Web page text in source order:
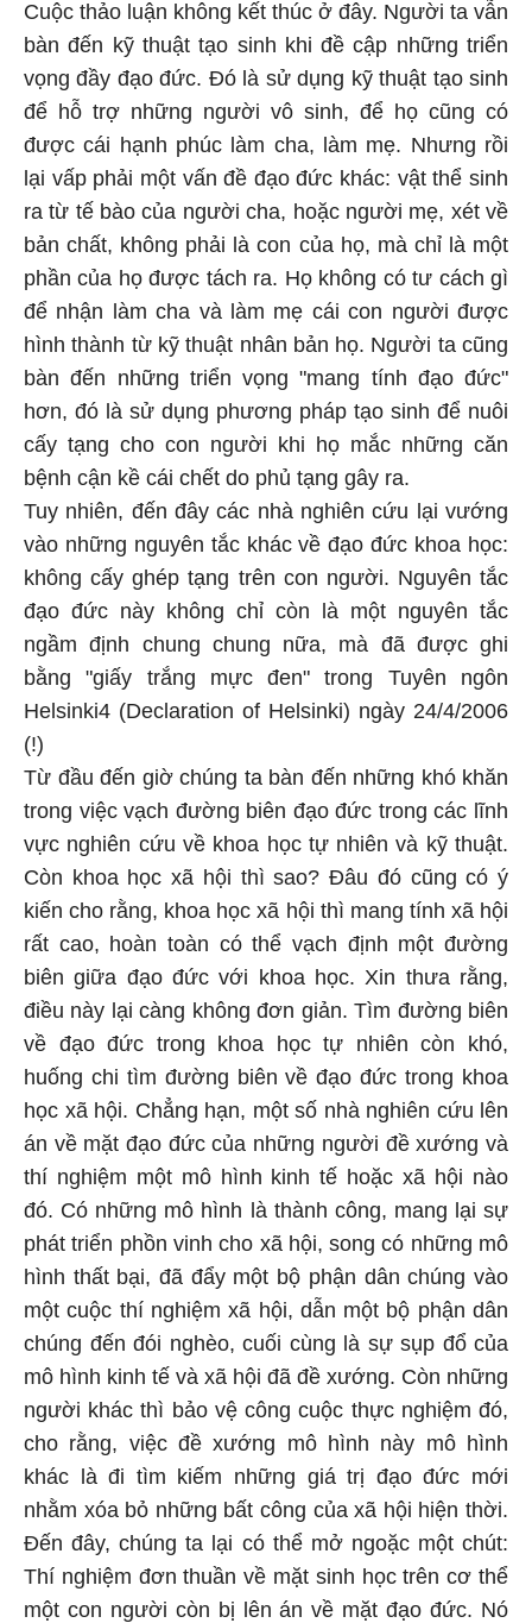
Cuộc thảo luận không kết thúc ở đây. Người ta vẫn
bàn đến kỹ thuật tạo sinh khi đề cập những triển
vọng đầy đạo đức. Đó là sử dụng kỹ thuật tạo sinh
để hỗ trợ những người vô sinh, để họ cũng có
được cái hạnh phúc làm cha, làm mẹ. Nhưng rồi
lại vấp phải một vấn đề đạo đức khác: vật thể sinh
ra từ tế bào của người cha, hoặc người mẹ, xét về
bản chất, không phải là con của họ, mà chỉ là một
phần của họ được tách ra. Họ không có tư cách gì
để nhận làm cha và làm mẹ cái con người được
hình thành từ kỹ thuật nhân bản họ. Người ta cũng
bàn đến những triển vọng "mang tính đạo đức"
hơn, đó là sử dụng phương pháp tạo sinh để nuôi
cấy tạng cho con người khi họ mắc những căn
bệnh cận kề cái chết do phủ tạng gây ra.
Tuy nhiên, đến đây các nhà nghiên cứu lại vướng
vào những nguyên tắc khác về đạo đức khoa học:
không cấy ghép tạng trên con người. Nguyên tắc
đạo đức này không chỉ còn là một nguyên tắc
ngầm định chung chung nữa, mà đã được ghi
bằng "giấy trắng mực đen" trong Tuyên ngôn
Helsinki4 (Declaration of Helsinki) ngày 24/4/2006
(!)
Từ đầu đến giờ chúng ta bàn đến những khó khăn
trong việc vạch đường biên đạo đức trong các lĩnh
vực nghiên cứu về khoa học tự nhiên và kỹ thuật.
Còn khoa học xã hội thì sao? Đâu đó cũng có ý
kiến cho rằng, khoa học xã hội thì mang tính xã hội
rất cao, hoàn toàn có thể vạch định một đường
biên giữa đạo đức với khoa học. Xin thưa rằng,
điều này lại càng không đơn giản. Tìm đường biên
về đạo đức trong khoa học tự nhiên còn khó,
huống chi tìm đường biên về đạo đức trong khoa
học xã hội. Chẳng hạn, một số nhà nghiên cứu lên
án về mặt đạo đức của những người đề xướng và
thí nghiệm một mô hình kinh tế hoặc xã hội nào
đó. Có những mô hình là thành công, mang lại sự
phát triển phồn vinh cho xã hội, song có những mô
hình thất bại, đã đẩy một bộ phận dân chúng vào
một cuộc thí nghiệm xã hội, dẫn một bộ phận dân
chúng đến đói nghèo, cuối cùng là sự sụp đổ của
mô hình kinh tế và xã hội đã đề xướng. Còn những
người khác thì bảo vệ công cuộc thực nghiệm đó,
cho rằng, việc đề xướng mô hình này mô hình
khác là đi tìm kiếm những giá trị đạo đức mới
nhằm xóa bỏ những bất công của xã hội hiện thời.
Đến đây, chúng ta lại có thể mở ngoặc một chút:
Thí nghiệm đơn thuần về mặt sinh học trên cơ thể
một con người còn bị lên án về mặt đạo đức. Nó